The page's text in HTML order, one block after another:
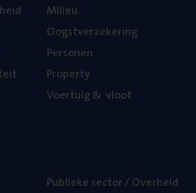
Mili­eu
Oogst­ver­ze­ke­ring
Per­so­nen
Pro­per­ty
Voer­tuig& vloot
Publie­ke sec­tor / Overheid